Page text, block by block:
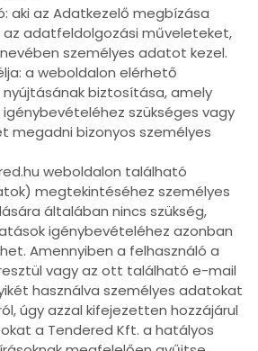
aki az Adatkezelő megbízása
az adatfeldolgozási műveleteket,
személyes adatot kezel.
a weboldalon elérhető
biztosítása, amely
szükséges vagy
megadni bizonyos személyes
weboldalon található
megtekintéséhez személyes
általában nincs szükség,
igénybevételéhez azonban
Amennyiben a felhasználó a
vagy az ott található e-mail
használva személyes adatokat
úgy azzal kifejezetten hozzájárul
a Tendered Kft. a hatályos